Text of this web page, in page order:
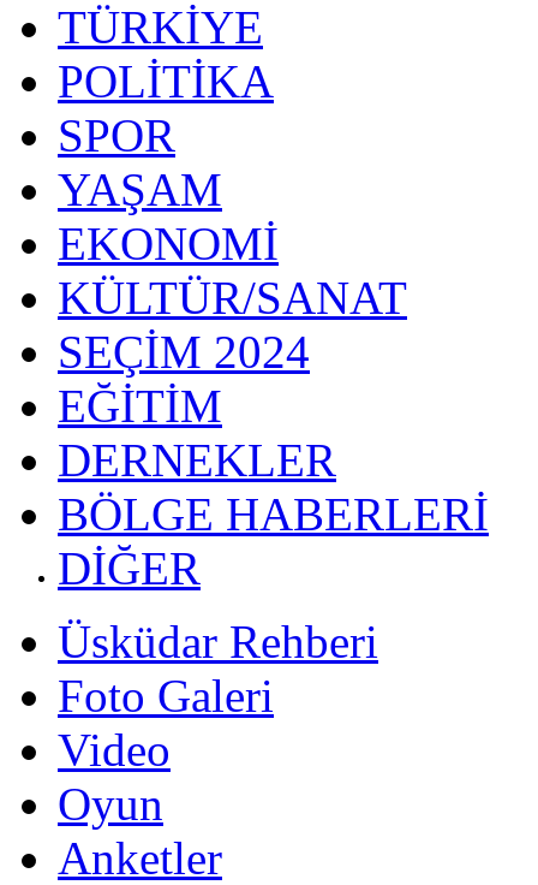
TÜRKİYE
POLİTİKA
SPOR
YAŞAM
EKONOMİ
KÜLTÜR/SANAT
SEÇİM 2024
EĞİTİM
DERNEKLER
BÖLGE HABERLERİ
DİĞER
Üsküdar Rehberi
Foto Galeri
Video
Oyun
Anketler